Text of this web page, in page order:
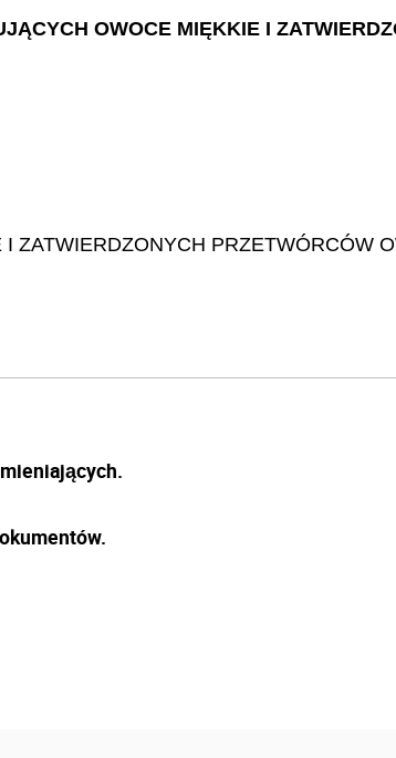
OWOCE MIĘKKIE I
ZATWIERDZONYCH PRZETWÓRCÓW